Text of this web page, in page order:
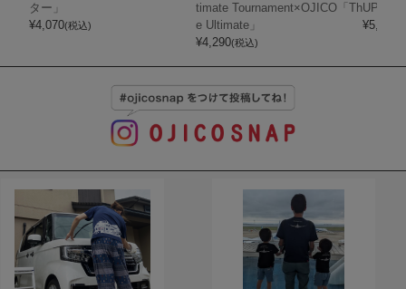
ター」
¥4,070(税込)
timate Tournament×OJICO「Th
e Ultimate」
¥4,290(税込)
UPER
¥5,720